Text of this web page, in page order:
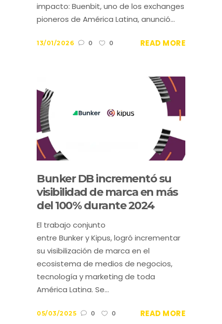
impacto: Buenbit, uno de los exchanges
pioneros de América Latina, anunció...
13/01/2026 0 0 READ MORE
Bunker DB incrementó su
visibilidad de marca en más
del 100% durante 2024
El trabajo conjunto
entre Bunker y Kipus, logró incrementar
su visibilización de marca en el
ecosistema de medios de negocios,
tecnología y marketing de toda
América Latina. Se...
05/03/2025 0 0 READ MORE